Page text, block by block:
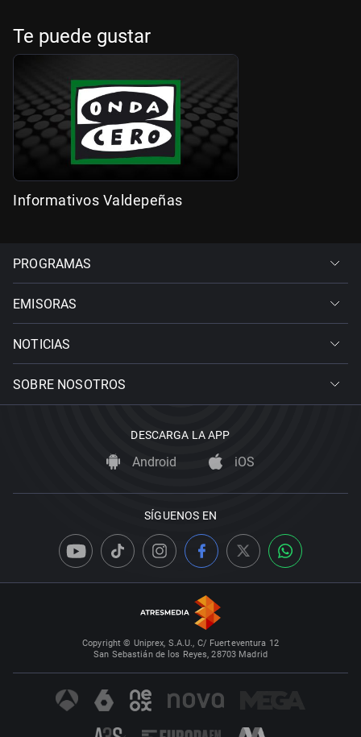
Te puede gustar
Informativos Valdepeñas
PROGRAMAS
EMISORAS
NOTICIAS
SOBRE NOSOTROS
DESCARGA LA APP
Android iOS
SÍGUENOS EN
Copyright © Uniprex, S.A.U., C/ Fuerteventura 12
San Sebastián de los Reyes, 28703 Madrid